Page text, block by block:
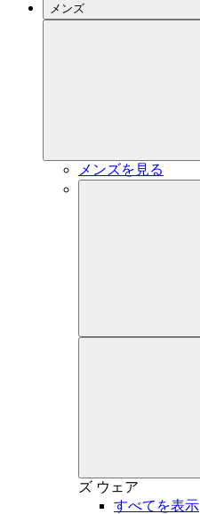
メンズ
メンズを見る
ズ ウェア
すべてを表示